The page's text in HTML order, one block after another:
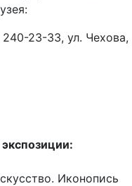
23-33, ул. Чехова,
Иконопись